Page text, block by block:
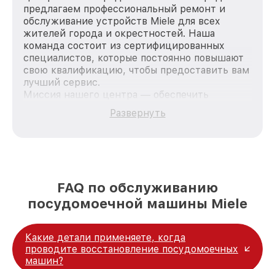
предлагаем профессиональный ремонт и
обслуживание устройств Miele для всех
жителей города и окрестностей. Наша
команда состоит из сертифицированных
специалистов, которые постоянно повышают
свою квалификацию, чтобы предоставить вам
лучший сервис.
Миссия нашего центра — обеспечить
качественный и доступный ремонт для
каждого пользователя продукции Miele, вне
лучшим сервисным центром Miele в городе
Нижнем Новгороде, постоянно повышая
уровень доверия и лояльности наших
Развернуть
FAQ по обслуживанию
посудомоечной машины Miele
Какие детали применяете, когда
проводите восстановление посудомоечных
машин?